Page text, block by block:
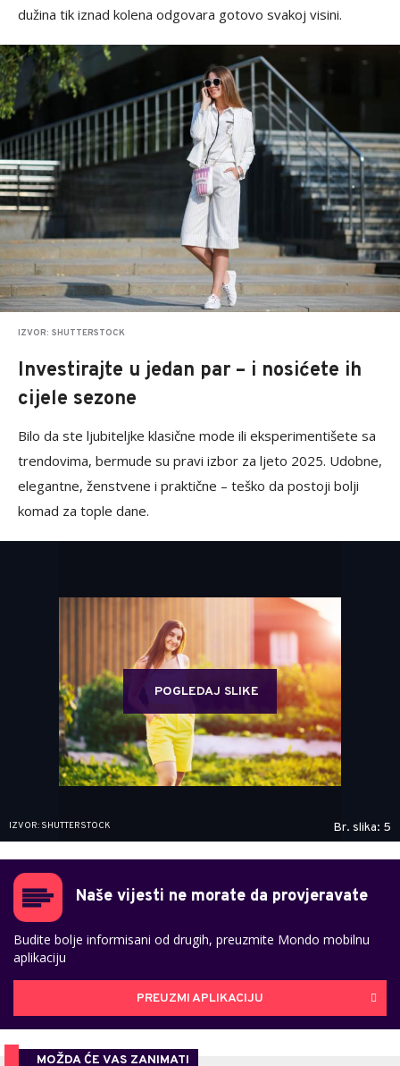
dužina tik iznad kolena odgovara gotovo svakoj visini.
IZVOR: SHUTTERSTOCK
Investirajte u jedan par – i nosićete ih
cijele sezone
Bilo da ste ljubiteljke klasične mode ili eksperimentišete sa
trendovima, bermude su pravi izbor za ljeto 2025. Udobne,
elegantne, ženstvene i praktične – teško da postoji bolji
komad za tople dane.
POGLEDAJ SLIKE
IZVOR: SHUTTERSTOCK Br. slika: 5
Naše vijesti ne morate da provjeravate
Budite bolje informisani od drugih, preuzmite Mondo mobilnu
aplikaciju
PREUZMI APLIKACIJU
MOŽDA ĆE VAS ZANIMATI